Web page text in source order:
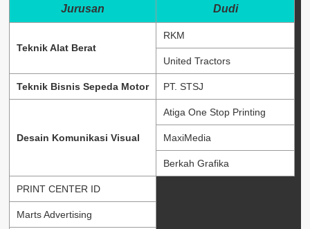
Jurusan Dudi
Teknik Alat Berat
RKM
United Tractors
Teknik Bisnis Sepeda Motor PT. STSJ
Desain Komunikasi Visual
Atiga One Stop Printing
MaxiMedia
Berkah Grafika
PRINT CENTER ID
Marts Advertising